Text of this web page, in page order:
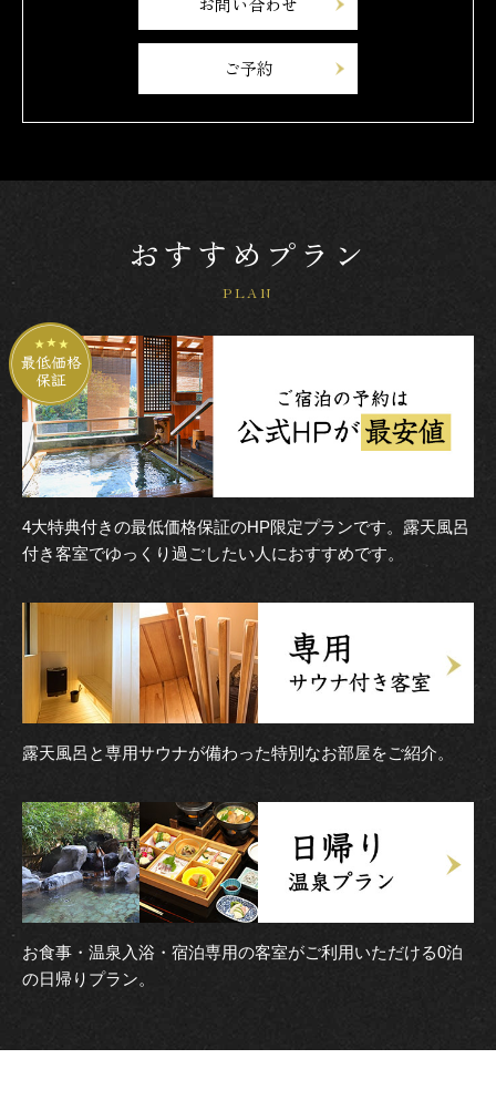
ご予約
おすすめプラン
PLAN
4大特典付きの最低価格保証のHP限定プランです。露天風呂
付き客室でゆっくり過ごしたい人におすすめです。
露天風呂と専用サウナが備わった特別なお部屋をご紹介。
お食事・温泉入浴・宿泊専用の客室がご利用いただける0泊
の日帰りプラン。